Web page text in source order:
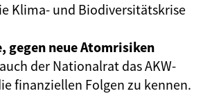
Klima- und Biodiversitätskrise
gegen neue Atomrisiken
der Nationalrat das AKW-
finanziellen Folgen zu kennen.